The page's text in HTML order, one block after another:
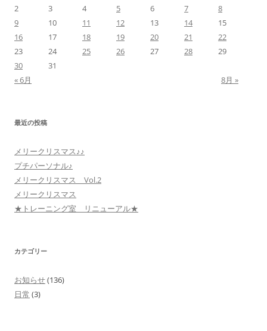
2
3 4 5 6 7
8
9
10 11 12 13 14
15
16
17 18 19 20 21
22
23
24 25 26 27 28
29
30
31
« 6月
8月 »
最近の投稿
メリークリスマス♪♪
プチパーソナル♪
メリークリスマス Vol.2
メリークリスマス
★トレーニング室 リニューアル★
カテゴリー
お知らせ(136)
日常 (3)